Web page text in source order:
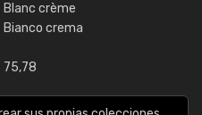
Blanc crème
Bianco crema
75,78